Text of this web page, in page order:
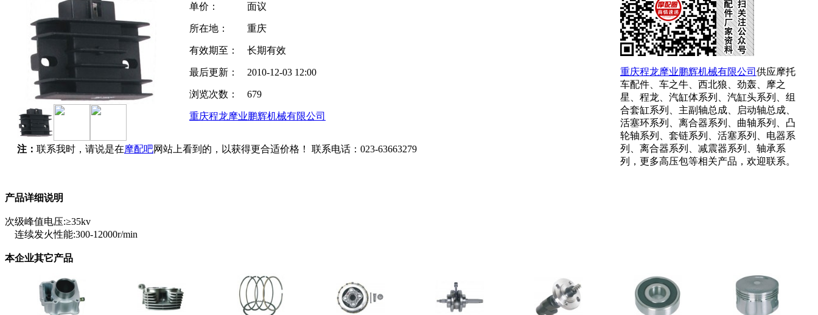
单价： 面议
所在地： 重庆
有效期至： 长期有效
最后更新： 2010-12-03 12:00
浏览次数： 679
重庆程龙摩业鹏辉机械有限公司
注： 联系我时，请说是在摩配吧网站上看到的，以获得更合适价格！ 联系电话： 023-63663279
重庆程龙摩业鹏辉机械有限公司 供应摩托
车配件、车之牛、西北狼、劲轰、摩之
星、程龙、汽缸体系列、汽缸头系列、组
合套缸系列、主副轴总成、启动轴总成、
活塞环系列、离合器系列、曲轴系列、凸
轮轴系列、套链系列、活塞系列、电器系
列、离合器系列、减震器系列、轴承系
列，更多高压包等相关产品，欢迎联系。
产品详细说明
次级峰值电压:≥35kv
连续发火性能:300-12000r/min
本企业其它产品